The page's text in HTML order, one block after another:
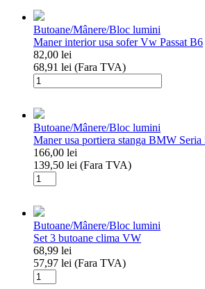
Volkswagen
Passat
B5
1996-
2005,SKODA
SUPERB
2001-
2006
Butoane/Mânere/Bloc lumini
Maner interior usa sofer Vw Passat B6
82,00 lei
68,91 lei (Fara TVA)
Cantitate
Maner
usa
sofer
Vw
Passat
B6
Butoane/Mânere/Bloc lumini
Maner usa portiera stanga BMW
166,00 lei
139,50 lei (Fara TVA)
Cantitate
Maner
portiera
stanga
BMW
Seria
5
F10
Butoane/Mânere/Bloc lumini
Set 3 butoane clima VW
68,99 lei
57,97 lei (Fara TVA)
Cantitate